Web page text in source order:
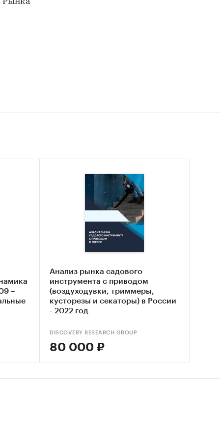
…%
по
–
Анализ рынка садового
инструмента с приводом
(воздуходувки, триммеры,
кусторезы и секаторы) в России
- 2022 год
DISCOVERY RESEARCH GROUP
80 000 ₽